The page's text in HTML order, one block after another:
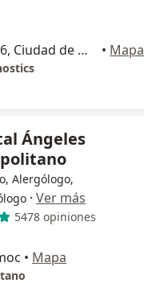
Ave. Mexico Coyoacan 346, Ciudad de México • Mapa
Ángeles
Alergólogo,
· Ver más
5478 opiniones
• Mapa